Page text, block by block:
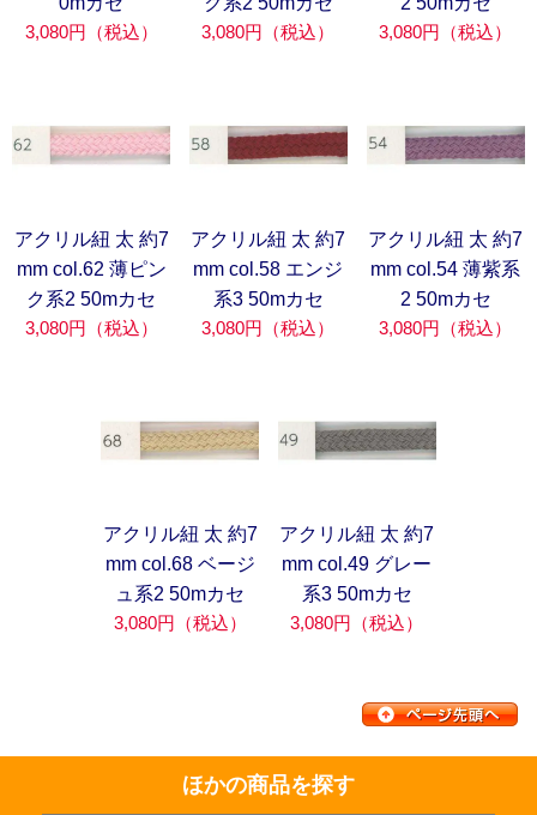
3,080円（税込）
3,080円（税込）
3,080円（税込）
アクリル紐 太 約7
mm col.62 薄ピン
ク系2 50mカセ
3,080円（税込）
アクリル紐 太 約7
mm col.58 エンジ
系3 50mカセ
3,080円（税込）
アクリル紐 太 約7
mm col.54 薄紫系
2 50mカセ
3,080円（税込）
アクリル紐 太 約7
mm col.68 ベージ
ュ系2 50mカセ
3,080円（税込）
アクリル紐 太 約7
mm col.49 グレー
系3 50mカセ
3,080円（税込）
ほかの商品を探す